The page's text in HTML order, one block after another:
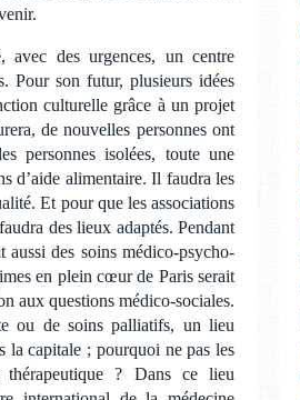
avec des urgences, un centre
Pour son futur, plusieurs idées
culturelle grâce à un projet
de nouvelles personnes ont
personnes isolées, toute une
d’aide alimentaire. Il faudra les
Et pour que les associations
des lieux adaptés. Pendant
des soins médico-psycho-
en plein cœur de Paris serait
aux questions médico-sociales.
ou de soins palliatifs, un lieu
la capitale ; pourquoi ne pas les
? Dans ce lieu